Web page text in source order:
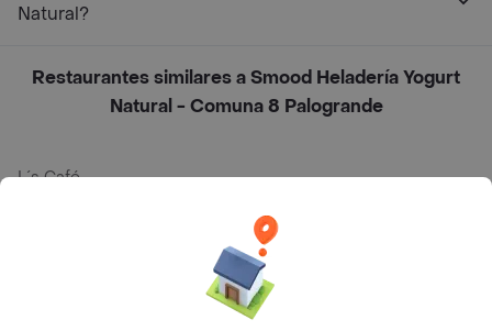
Natural?
Restaurantes similares a Smood Heladería Yogurt
Natural - Comuna 8 Palogrande
L´s Café